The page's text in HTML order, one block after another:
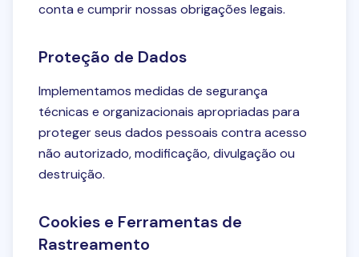
conta e cumprir nossas obrigações legais.
Proteção de Dados
Implementamos medidas de segurança
técnicas e organizacionais apropriadas para
proteger seus dados pessoais contra acesso
não autorizado, modificação, divulgação ou
destruição.
Cookies e Ferramentas de
Rastreamento